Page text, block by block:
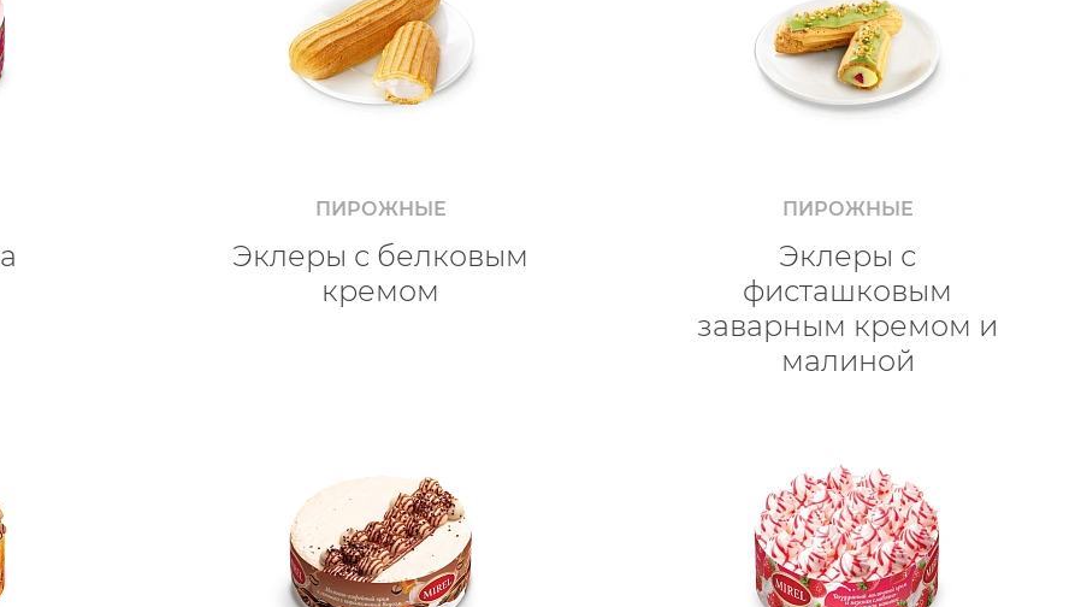
ПИРОЖНЫЕ
Эклеры с белковым
кремом
ПИРОЖНЫЕ
Эклеры с
фисташковым
заварным кремом и
малиной